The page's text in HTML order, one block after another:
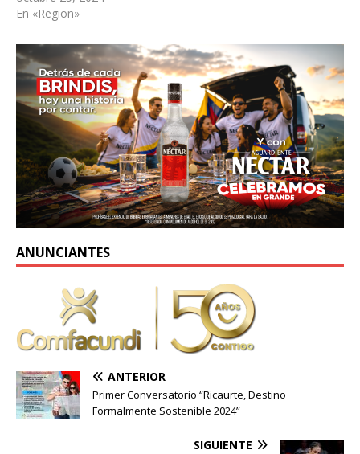
En «Region»
ANUNCIANTES
ANTERIOR
Primer Conversatorio “Ricaurte, Destino
Formalmente Sostenible 2024”
SIGUIENTE